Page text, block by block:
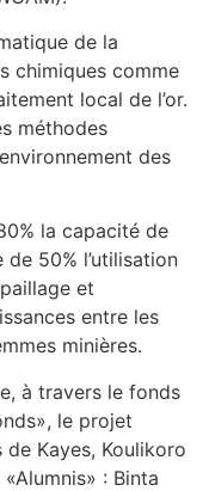
de la
chimiques comme
local de l’or.
méthodes
des
la capacité de
50% l’utilisation
et
entre les
minières.
à travers le fonds
le projet
Kayes, Koulikoro
: Binta